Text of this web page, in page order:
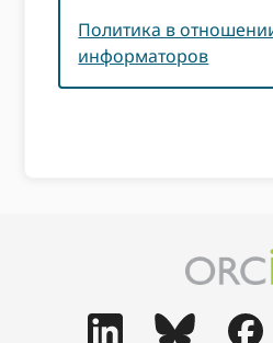
Политика в
информаторов